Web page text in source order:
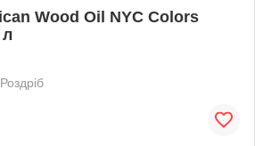
Wood Oil NYC Colors
л
Роздріб